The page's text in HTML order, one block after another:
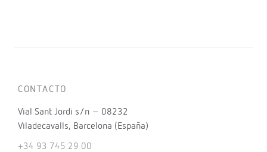
CONTACTO
Vial Sant Jordi s/n – 08232
Viladecavalls, Barcelona (España)
+34 93 745 29 00